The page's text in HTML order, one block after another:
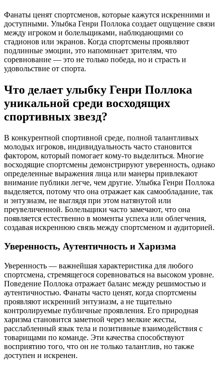
Фанаты ценят спортсменов, которые кажутся искренними и
доступными. Улыбка Генри Поллока создает ощущение связи
между игроком и болельщиками, наблюдающими со
стадионов или экранов. Когда спортсмены проявляют
подлинные эмоции, это напоминает зрителям, что
соревнование — это не только победа, но и страсть и
удовольствие от спорта.
Что делает улыбку Генри Поллока
уникальной среди восходящих
спортивных звезд?
В конкурентной спортивной среде, полной талантливых
молодых игроков, индивидуальность часто становится
фактором, который помогает кому-то выделиться. Многие
восходящие спортсмены демонстрируют уверенность, однако
определенные выражения лица или манеры привлекают
внимание публики легче, чем другие. Улыбка Генри Поллока
выделяется, потому что она отражает как самообладание, так
и энтузиазм, не выглядя при этом натянутой или
преувеличенной. Болельщики часто замечают, что она
появляется естественно в моменты успеха или облегчения,
создавая искреннюю связь между спортсменом и аудиторией.
Уверенность, Аутентичность и Харизма
Уверенность — важнейшая характеристика для любого
спортсмена, стремящегося соревноваться на высоком уровне.
Поведение Поллока отражает баланс между решимостью и
аутентичностью. Фанаты часто ценят, когда спортсмены
проявляют искренний энтузиазм, а не тщательно
контролируемые публичные проявления. Его природная
харизма становится заметной через мелкие жесты,
расслабленный язык тела и позитивные взаимодействия с
товарищами по команде. Эти качества способствуют
восприятию того, что он не только талантлив, но также
доступен и искренен.